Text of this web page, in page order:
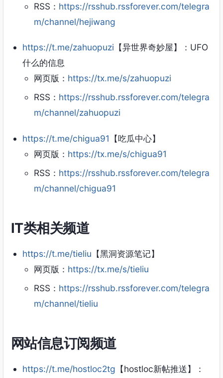
RSS： https://rsshub.rssforever.com/telegra
m/channel/hejiwang
https://t.me/zahuopuzi 【异世界奇妙屋】：UFO
什么的信息
网页版： https://tx.me/s/zahuopuzi
RSS： https://rsshub.rssforever.com/telegra
m/channel/zahuopuzi
https://t.me/chigua91 【吃瓜中心】
网页版： https://tx.me/s/chigua91
RSS： https://rsshub.rssforever.com/telegra
m/channel/chigua91
IT类相关频道
https://t.me/tieliu 【黑洞资源笔记】
网页版： https://tx.me/s/tieliu
RSS： https://rsshub.rssforever.com/telegra
m/channel/tieliu
网站信息订阅频道
https://t.me/hostloc2tg 【hostloc新帖推送】：